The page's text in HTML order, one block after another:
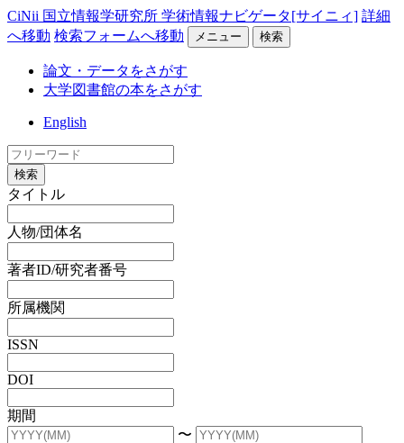
CiNii 国立情報学研究所 学術情報ナビゲータ[サイニィ] 詳細
へ移動 検索フォームへ移動 メニュー 検索
論文・データをさがす
大学図書館の本をさがす
English
検索
タイトル
人物/団体名
著者ID/研究者番号
所属機関
ISSN
DOI
期間
〜